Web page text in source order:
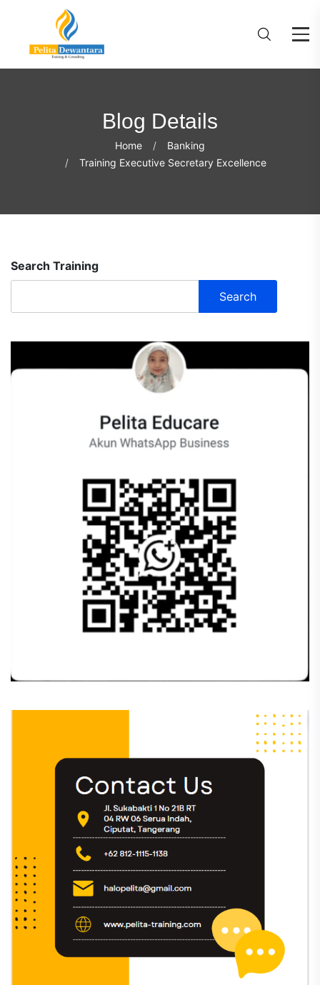
Blog Details
Home
Banking
Training Executive Secretary Excellence
Search Training
Search